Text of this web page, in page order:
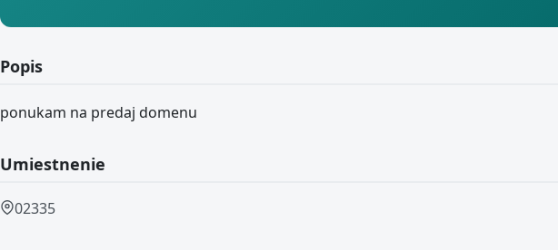
Popis
ponukam na predaj domenu
Umiestnenie
02335